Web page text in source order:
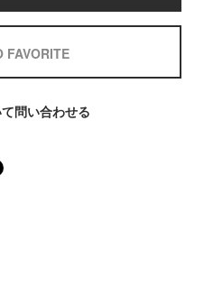
FAVORITE
問い合わせる